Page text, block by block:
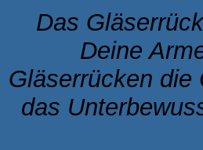
Das
Deine
Gläserrücken die
das